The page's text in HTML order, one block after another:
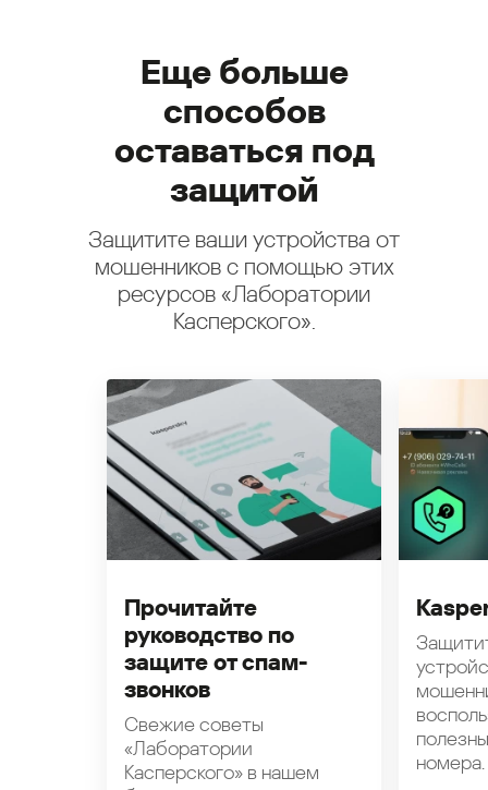
Еще больше
способов
оставаться под
защитой
Защитите ваши устройства от
мошенников с помощью этих
ресурсов «Лаборатории
Касперского».
Прочитайте
руководство по
защите от спам-
звонков
Свежие советы
«Лаборатории
Касперского» в нашем
номера.